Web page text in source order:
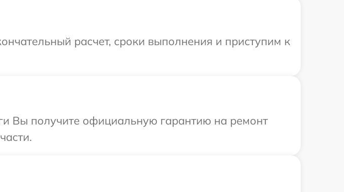
расчет, сроки выполнения и приступим к
Вы получите официальную гарантию на ремонт